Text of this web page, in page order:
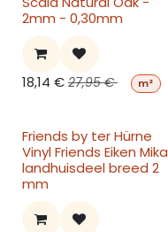
2mm - 0,30mm
18,14 € 27,95€ m²
Friends by ter Hürne
Vinyl Friends Eiken Mika
landhuisdeel breed 2
mm